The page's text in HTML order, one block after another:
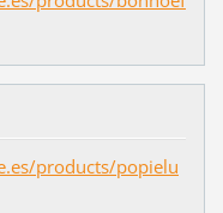
products/popielu